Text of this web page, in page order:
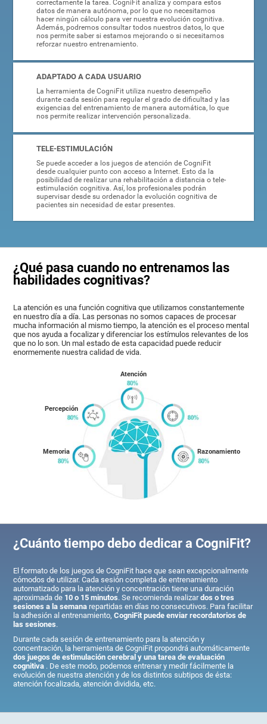
correctamente la tarea. CogniFit analiza y compara estos
datos de manera autónoma, por lo que no necesitamos
hacer ningún cálculo para ver nuestra evolución cognitiva.
Además, podremos consultar todos nuestros datos, lo que
nos permite saber si estamos mejorando o si necesitamos
reforzar nuestro entrenamiento.
ADAPTADO A CADA USUARIO
La herramienta de CogniFit utiliza nuestro desempeño
durante cada sesión para regular el grado de dificultad y las
exigencias del entrenamiento de manera automática, lo que
nos permite realizar intervención personalizada.
TELE-ESTIMULACIÓN
Se puede acceder a los juegos de atención de CogniFit
desde cualquier punto con acceso a Internet. Esto da la
posibilidad de realizar una rehabilitación a distancia o tele-
estimulación cognitiva. Así, los profesionales podrán
supervisar desde su ordenador la evolución cognitiva de
pacientes sin necesidad de estar presentes.
¿Qué pasa cuando no entrenamos las
habilidades cognitivas?
La atención es una función cognitiva que utilizamos constantemente
en nuestro día a día. Las personas no somos capaces de procesar
mucha información al mismo tiempo, la atención es el proceso mental
que nos ayuda a focalizar y diferenciar los estímulos relevantes de los
que no lo son. Un mal estado de esta capacidad puede reducir
enormemente nuestra calidad de vida.
Memoria
Percepción
Atención
Razonamiento
¿Cuánto tiempo debo dedicar a CogniFit?
El formato de los juegos de CogniFit hace que sean excepcionalmente
cómodos de utilizar. Cada sesión completa de entrenamiento
automatizado para la atención y concentración tiene una duración
aproximada de 10 o 15 minutos. Se recomienda realizardos o tres
sesiones a la semana repartidas en días no consecutivos. Para facilitar
la adhesión al entrenamiento,CogniFit puede enviar recordatorios de
las sesiones.
Durante cada sesión de entrenamiento para la atención y
concentración, la herramienta de CogniFit propondrá automáticamente
dos juegos de estimulación cerebral y una tarea de evaluación
cognitiva . De este modo, podemos entrenar y medir fácilmente la
evolución de nuestra atención y de los distintos subtipos de ésta:
atención focalizada, atención dividida, etc.